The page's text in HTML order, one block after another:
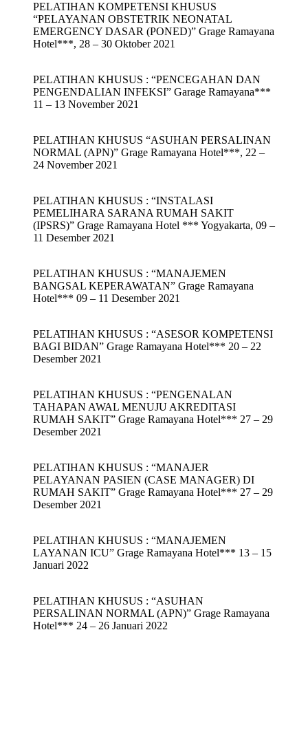
PELATIHAN KOMPETENSI KHUSUS
“PELAYANAN OBSTETRIK NEONATAL
EMERGENCY DASAR (PONED)” Grage Ramayana
Hotel***, 28 – 30 Oktober 2021
PELATIHAN KHUSUS : “PENCEGAHAN DAN
PENGENDALIAN INFEKSI” Garage Ramayana***
11 – 13 November 2021
PELATIHAN KHUSUS “ASUHAN PERSALINAN
NORMAL (APN)” Grage Ramayana Hotel***, 22 –
24 November 2021
PELATIHAN KHUSUS : “INSTALASI
PEMELIHARA SARANA RUMAH SAKIT
(IPSRS)” Grage Ramayana Hotel *** Yogyakarta, 09 –
11 Desember 2021
PELATIHAN KHUSUS : “MANAJEMEN
BANGSAL KEPERAWATAN” Grage Ramayana
Hotel*** 09 – 11 Desember 2021
PELATIHAN KHUSUS : “ASESOR KOMPETENSI
BAGI BIDAN” Grage Ramayana Hotel*** 20 – 22
Desember 2021
PELATIHAN KHUSUS : “PENGENALAN
TAHAPAN AWAL MENUJU AKREDITASI
RUMAH SAKIT” Grage Ramayana Hotel*** 27 – 29
Desember 2021
PELATIHAN KHUSUS : “MANAJER
PELAYANAN PASIEN (CASE MANAGER) DI
RUMAH SAKIT” Grage Ramayana Hotel*** 27 – 29
Desember 2021
PELATIHAN KHUSUS : “MANAJEMEN
LAYANAN ICU” Grage Ramayana Hotel*** 13 – 15
Januari 2022
PELATIHAN KHUSUS : “ASUHAN
PERSALINAN NORMAL (APN)” Grage Ramayana
Hotel*** 24 – 26 Januari 2022